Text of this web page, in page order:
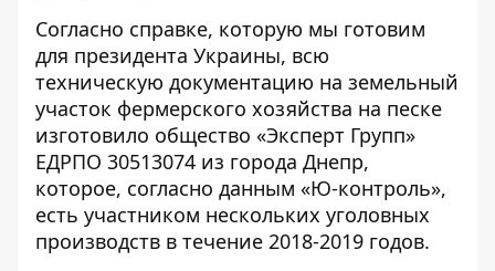
Согласно справке, которую мы готовим
для президента Украины, всю
техническую документацию на земельный
участок фермерского хозяйства на песке
изготовило общество «Эксперт Групп»
ЕДРПО 30513074 из города Днепр,
которое, согласно данным «Ю-контроль»,
есть участником нескольких уголовных
производств в течение 2018-2019 годов.